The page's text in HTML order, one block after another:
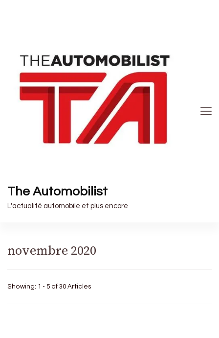
The Automobilist
L'actualité automobile et plus encore
novembre 2020
Showing: 1 - 5 of 30 Articles